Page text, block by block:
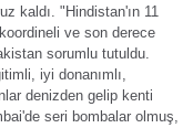
kaldı. "Hindistan'ın 11
ve son derece
sorumlu tutuldu.
iyi donanımlı,
denizden gelip kenti
seri bombalar olmuş,